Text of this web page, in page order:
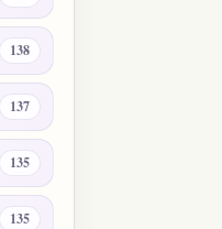
138
137
135
135